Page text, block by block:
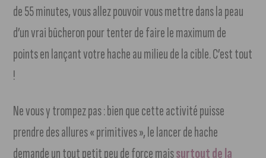
de 55 minutes, vous allez pouvoir vous mettre dans la peau
d’un vrai bûcheron pour tenter de faire le maximum de
points en lançant votre hache au milieu de la cible. C’est tout
!
Ne vous y trompez pas : bien que cette activité puisse
prendre des allures « primitives », le lancer de hache
demande un tout petit peu de force maissurtout de la